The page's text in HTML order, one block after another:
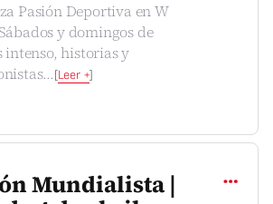
Pasión Deportiva en W
y domingos de
intenso, historias y
...[Leer +]
Mundialista |